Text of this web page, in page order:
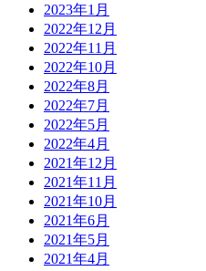
2023年1月
2022年12月
2022年11月
2022年10月
2022年8月
2022年7月
2022年5月
2022年4月
2021年12月
2021年11月
2021年10月
2021年6月
2021年5月
2021年4月